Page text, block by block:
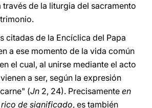
de la liturgia del sacramento
citadas de la Encíclica del Papa
a ese momento de la vida común
el cual, al unirse mediante el acto
a ser, según la expresión
(Jn 2, 24). Precisamente en
de significado, es también